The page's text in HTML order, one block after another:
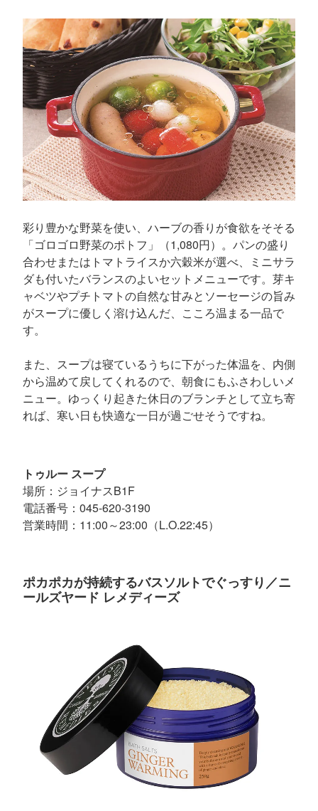
彩り豊かな野菜を使い、ハーブの香りが食欲をそそる
「ゴロゴロ野菜のポトフ」（1,080円）。パンの盛り
合わせまたはトマトライスか六穀米が選べ、ミニサラ
ダも付いたバランスのよいセットメニューです。芽キ
ャベツやプチトマトの自然な甘みとソーセージの旨み
がスープに優しく溶け込んだ、こころ温まる一品で
す。
また、スープは寝ているうちに下がった体温を、内側
から温めて戻してくれるので、朝食にもふさわしいメ
ニュー。ゆっくり起きた休日のブランチとして立ち寄
れば、寒い日も快適な一日が過ごせそうですね。
トゥルー スープ
場所：ジョイナスB1F
電話番号：045-620-3190
営業時間：11:00～23:00（L.O.22:45）
ポカポカが持続するバスソルトでぐっすり／ニ
ールズヤード レメディーズ